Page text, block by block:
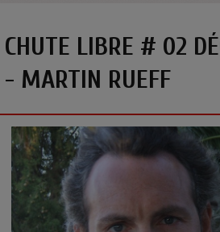
CHUTE LIBRE # 02
- MARTIN RUEFF